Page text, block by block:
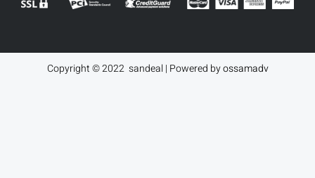
Copyright © 2022 sandeal | Powered byossamadv